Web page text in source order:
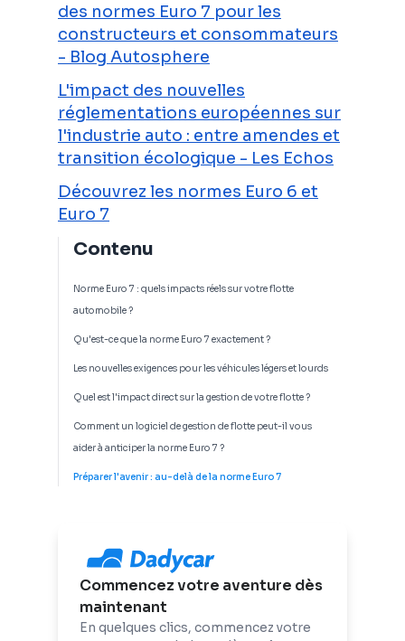
Contenu
Norme Euro 7 : quels impacts réels sur votre flotte
automobile ?
Qu'est-ce que la norme Euro 7 exactement ?
Les nouvelles exigences pour les véhicules légers et lourds
Quel est l'impact direct sur la gestion de votre flotte ?
Comment un logiciel de gestion de flotte peut-il vous
aider à anticiper la norme Euro 7 ?
Préparer l'avenir : au-delà de la norme Euro 7
Commencez votre aventure dès
maintenant
En quelques clics, commencez votre
des normes Euro 7 pour les
constructeurs et consommateurs
- Blog Autosphere
L'impact des nouvelles
réglementations européennes sur
l'industrie auto : entre amendes et
transition écologique - Les Echos
Découvrez les normes Euro 6 et
Euro 7